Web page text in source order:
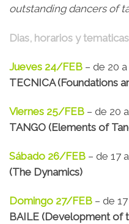
outstanding dancers of
Dias, horarios y
Jueves 24/FEB – de 20
TECNICA (Foundations
Viernes 25/FEB – de 20
TANGO (Elements of
Sábado 26/FEB – de 17
(The Dynamics)
Domingo 27/FEB – de
BAILE (Development of